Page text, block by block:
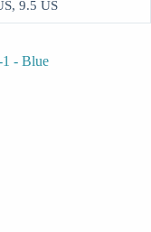
9.5 US